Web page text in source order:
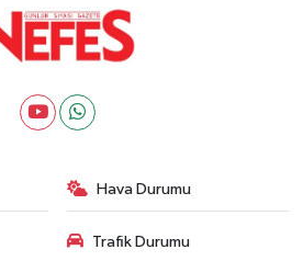
Hava Durumu
Trafik Durumu